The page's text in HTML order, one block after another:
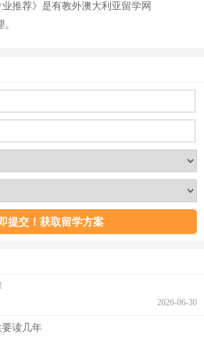
业推荐》是有教外澳大利亚留学网
2026-06-30
读几年